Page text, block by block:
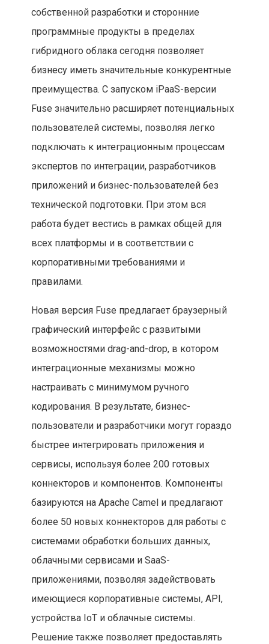
собственной разработки и сторонние
программные продукты в пределах
гибридного облака сегодня позволяет
бизнесу иметь значительные конкурентные
преимущества. С запуском iPaaS-версии
Fuse значительно расширяет потенциальных
пользователей системы, позволяя легко
подключать к интеграционным процессам
экспертов по интеграции, разработчиков
приложений и бизнес-пользователей без
технической подготовки. При этом вся
работа будет вестись в рамках общей для
всех платформы и в соответствии с
корпоративными требованиями и
правилами.
Новая версия Fuse предлагает браузерный
графический интерфейс с развитыми
возможностями drag-and-drop, в котором
интеграционные механизмы можно
настраивать с минимумом ручного
кодирования. В результате, бизнес-
пользователи и разработчики могут гораздо
быстрее интегрировать приложения и
сервисы, используя более 200 готовых
коннекторов и компонентов. Компоненты
базируются на Apache Camel и предлагают
более 50 новых коннекторов для работы с
системами обработки больших данных,
облачными сервисами и SaaS-
приложениями, позволяя задействовать
имеющиеся корпоративные системы, API,
устройства IoT и облачные системы.
Решение также позволяет предоставлять